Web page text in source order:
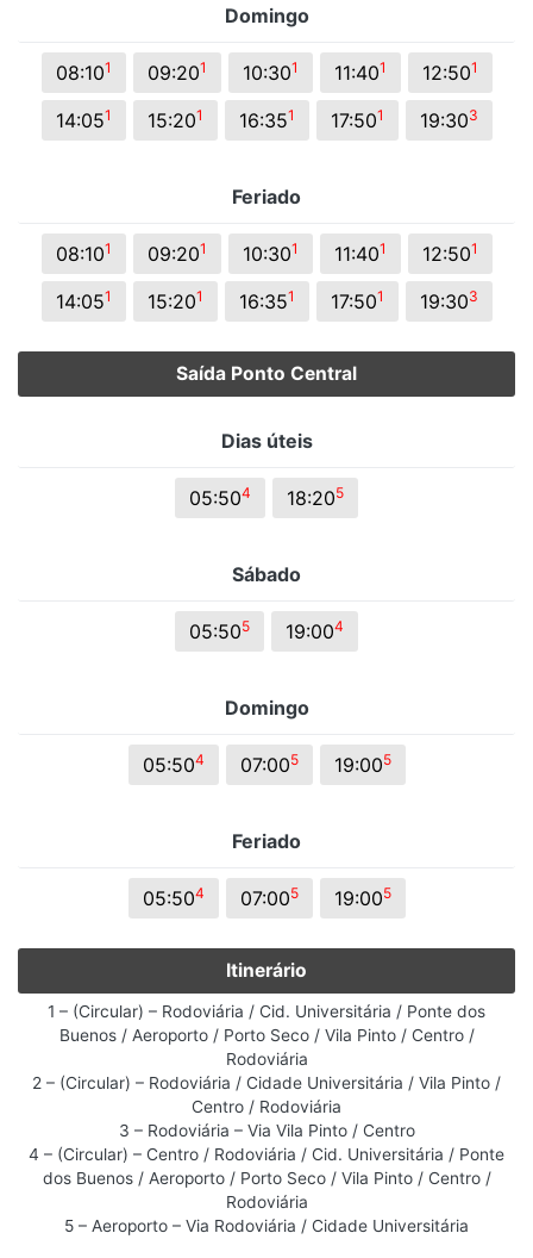
Domingo
08:101 09:201 10:301 11:401 12:501
14:051 15:201 16:351 17:501 19:303
Feriado
08:101 09:201 10:301 11:401 12:501
14:051 15:201 16:351 17:501 19:303
Saída Ponto Central
Dias úteis
05:504 18:205
Sábado
05:505 19:004
Domingo
05:504 07:005 19:005
Feriado
05:504 07:005 19:005
Itinerário
1 – (Circular) – Rodoviária / Cid. Universitária / Ponte dos
Buenos / Aeroporto / Porto Seco / Vila Pinto / Centro /
Rodoviária
2 – (Circular) – Rodoviária / Cidade Universitária / Vila Pinto /
Centro / Rodoviária
3 – Rodoviária – Via Vila Pinto / Centro
4 – (Circular) – Centro / Rodoviária / Cid. Universitária / Ponte
dos Buenos / Aeroporto / Porto Seco / Vila Pinto / Centro /
Rodoviária
5 – Aeroporto – Via Rodoviária / Cidade Universitária